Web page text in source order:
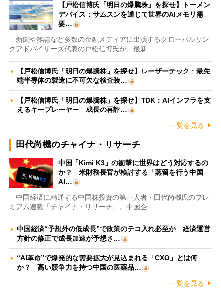
【戸松信博氏「明日の爆騰株」を探せ】トーメン
デバイス：サムスンを通じて世界のAIメモリ需
要…
新聞や雑誌など多数の金融メディアに出演するグローバルリン
クアドバイザーズ代表の戸松信博氏が、最新…
【戸松信博氏「明日の爆騰株」を探せ】レーザーテック：最先
端半導体の製造に不可欠な検査装…
【戸松信博氏「明日の爆騰株」を探せ】TDK：AIインフラを支
えるキープレーヤー 成長の再評…
一覧を見る
田代尚機のチャイナ・リサーチ
中国「Kimi K3」の衝撃に世界はどう対応するの
か？ 米財務長官が検討する「蒸留を行う中国
AI…
中国経済に精通する中国株投資の第一人者・田代尚機氏のプレ
ミアム連載「チャイナ・リサーチ」。中国企…
中国経済“予想外の低成長”で政策のテコ入れ必至か 経済運営
方針の修正で成長加速が予想さ…
“AI革命”で爆発的な需要拡大が見込まれる「CXO」とは何
か？ 高い競争力を持つ中国の医薬品…
一覧を見る